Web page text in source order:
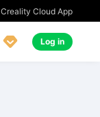
Creality Cloud App
 Log in